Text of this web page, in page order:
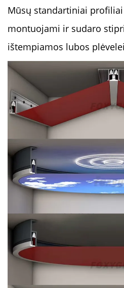
Mūsų standartiniai profiliai
montuojami ir sudaro
ištempiamos lubos